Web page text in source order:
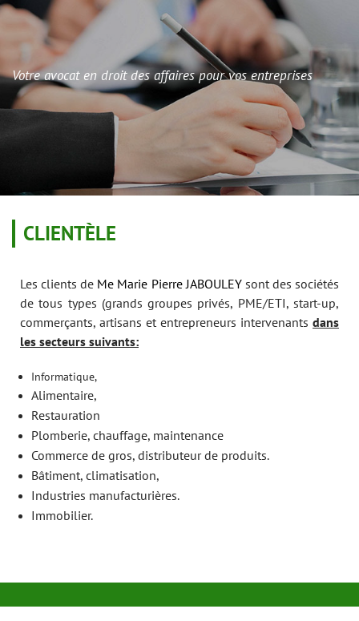
Votre avocat en droit des affaires pour vos entreprises
CLIENTÈLE
Les clients de Me Marie Pierre JABOULEYsont des sociétés
de tous types (grands groupes privés, PME/ETI, start-up,
commerçants, artisans et entrepreneurs intervenants dans
les secteurs suivants:
Informatique,
Alimentaire,
Restauration
Plomberie, chauffage, maintenance
Commerce de gros, distributeur de produits.
Bâtiment, climatisation,
Industries manufacturières.
Immobilier.